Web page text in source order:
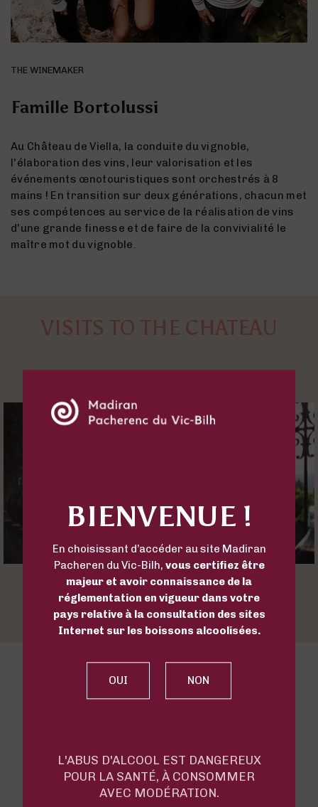
THE WINEMAKER
Famille Bortolussi
Au Château de Viella, la conduite du vignoble,
l'élaboration des vins, leur valorisation et les
événements œnotouristiques sont orchestrés à 8
mains ! En transition sur deux générations, chacun met
ses compétences au service de la réalisation de vins
d'une grande finesse et de faire de la convivialité le
maître mot du vignoble.
VISITS TO THE CHATEAU
How to contact us?
33 (0)5 62 69 75 81
Du lundi au samedi de 8h00 à 12h00 et de 14h à 18h30
BIENVENUE !
En choisissant d’accéder au site Madiran
Pacheren du Vic-Bilh, vous certifiez être
majeur et avoir connaissance de la
réglementation en vigueur dans votre
pays relative à la consultation des sites
Internet sur les boissons alcoolisées.
L'ABUS D'ALCOOL EST DANGEREUX
POUR LA SANTÉ, À CONSOMMER
AVEC MODÉRATION.